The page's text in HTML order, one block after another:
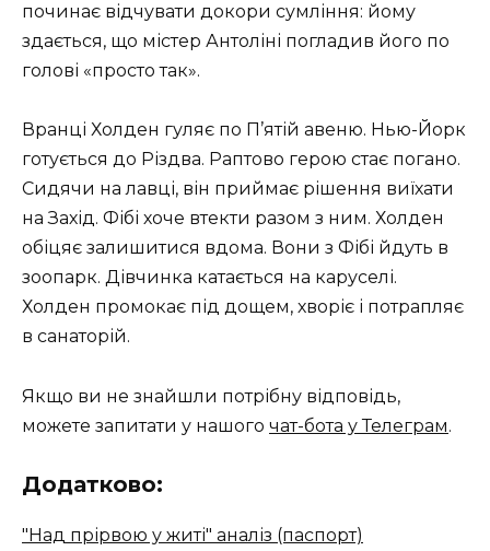
починає відчувати докори сумління: йому
здається, що містер Антоліні погладив його по
голові «просто так».
Вранці Холден гуляє по П’ятій авеню. Нью-Йорк
готується до Різдва. Раптово герою стає погано.
Сидячи на лавці, він приймає рішення виїхати
на Захід. Фібі хоче втекти разом з ним. Холден
обіцяє залишитися вдома. Вони з Фібі йдуть в
зоопарк. Дівчинка катається на каруселі.
Холден промокає під дощем, хворіє і потрапляє
в санаторій.
Якщо ви не знайшли потрібну відповідь,
можете запитати у нашого чат-бота у Телеграм.
Додатково:
"Над прірвою у житі" аналіз (паспорт)